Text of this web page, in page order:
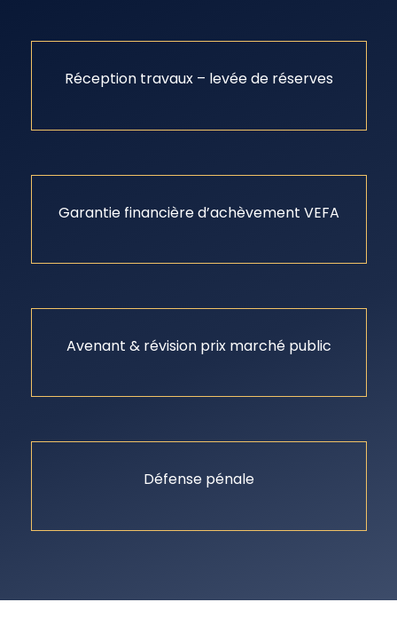
Réception travaux – levée de réserves
Garantie financière d’achèvement VEFA
Avenant & révision prix marché public
Défense pénale